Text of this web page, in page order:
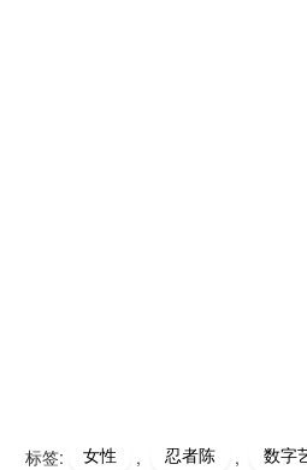
标签: 女性 , 忍者陈 , 数字